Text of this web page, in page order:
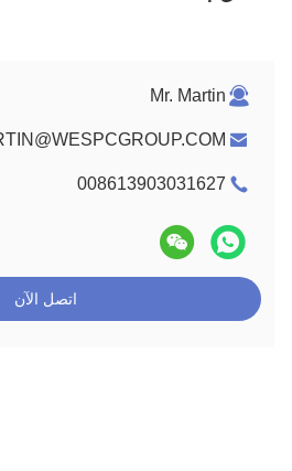
Mr. Martin
008613903031627
اتصل الآن